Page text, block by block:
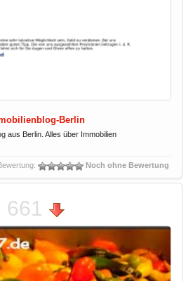
Berlin
aus Berlin. Alles über Immobilien
Noch ohne Bewertung
661